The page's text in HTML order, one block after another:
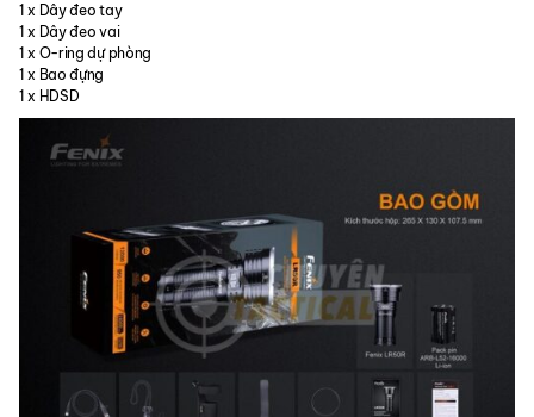
1 x Dây đeo tay
1 x Dây đeo vai
1 x O-ring dự phòng
1 x Bao đựng
1 x HDSD